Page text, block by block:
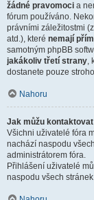
žádné pravomoci a
fórum používáno.
právními záležitostmi
atd.), které nemají
samotným phpBB
jakákoliv třetí strany,
dostanete pouze
Nahoru
Jak můžu
Všichni uživatelé fóra
nachází naspodu
administrátorem fóra.
Přihlášení uživatelé
naspodu všech